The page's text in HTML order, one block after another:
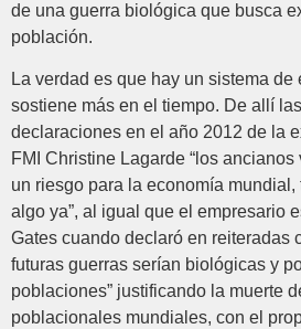
de una guerra biológica que busca
población.
La verdad es que hay un sistema
sostiene más en el tiempo. De allí
declaraciones en el año 2012 de la
FMI Christine Lagarde “los
un riesgo para la economía
algo ya”, al igual que el empresario
Gates cuando declaró en reiteradas
futuras guerras serían biológicas y
poblaciones” justificando la muerte
poblacionales mundiales, con el